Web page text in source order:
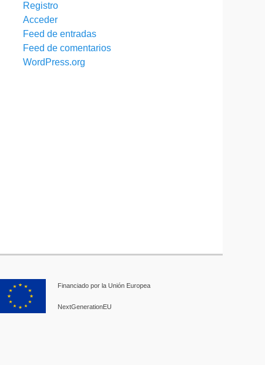
Registro
Acceder
Feed de entradas
Feed de comentarios
WordPress.org
Financiado por la Unión Europea
NextGenerationEU